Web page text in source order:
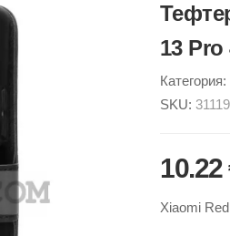
13 Pro
Категория:
SKU:
10.22
Xiaomi